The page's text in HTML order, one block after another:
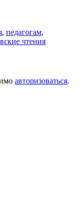
, педагогам,
чтения
авторизоваться.